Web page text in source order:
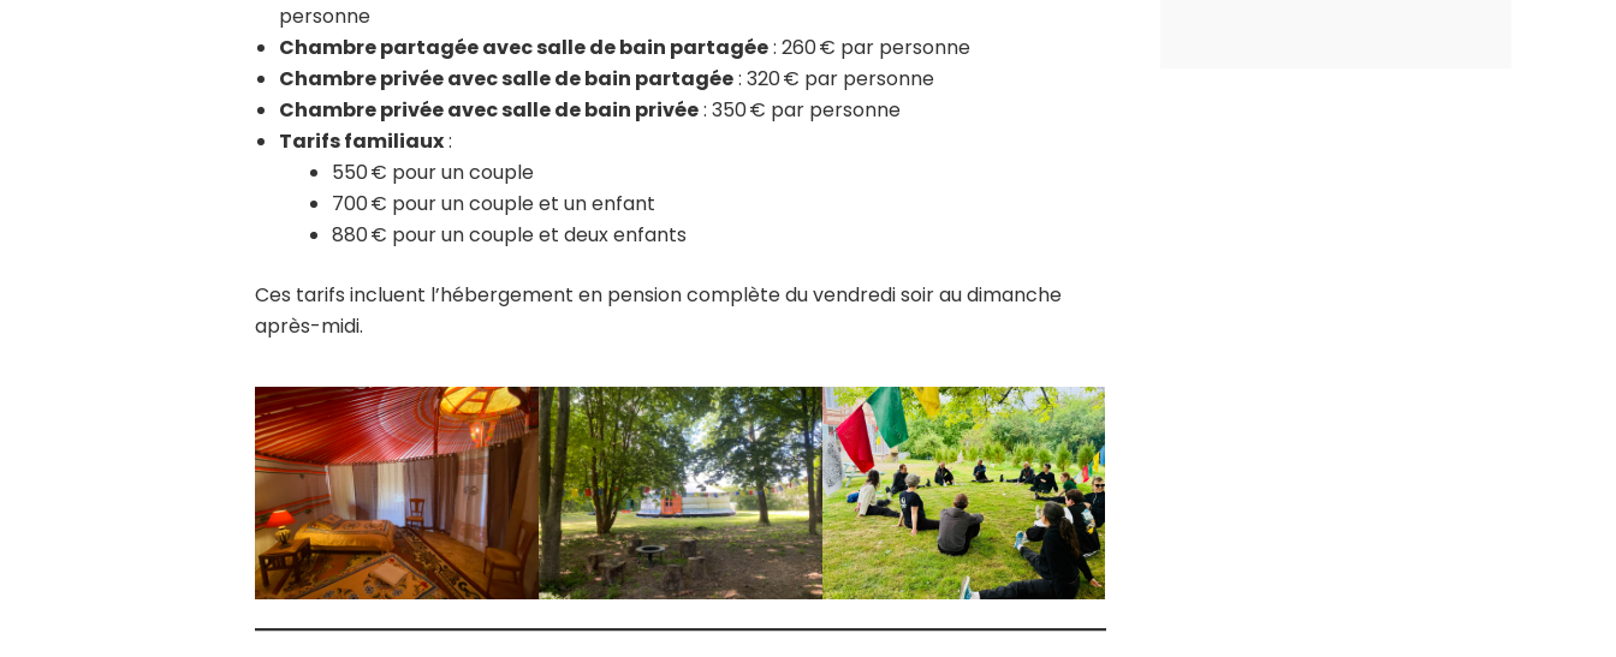
personne
Chambre partagée avec salle de bain partagée: 260 € par personne
Chambre privée avec salle de bain partagée: 320 € par personne
Chambre privée avec salle de bain privée: 350 € par personne
Tarifs familiaux:
550 € pour un couple
700 € pour un couple et un enfant
880 € pour un couple et deux enfants
Ces tarifs incluent l’hébergement en pension complète du vendredi soir au dimanche
après-midi.